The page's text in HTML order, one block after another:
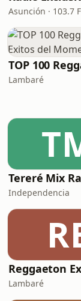
Asunción · 103.7
Lambaré
Independencia
Lambaré